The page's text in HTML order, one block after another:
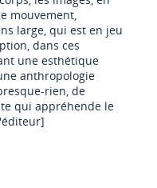
mouvement,
large, qui est en jeu
dans ces
une esthétique
anthropologie
rien, de
qui appréhende le